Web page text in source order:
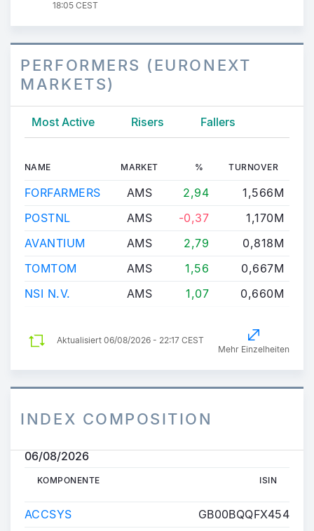
18:05 CEST
PERFORMERS (EURONEXT
MARKETS)
Most Active Risers Fallers
NAME MARKET % TURNOVER
FORFARMERS AMS 2,94
1,566M
POSTNL
AMS -0,37 1,170M
AVANTIUM
AMS 2,79
0,818M
TOMTOM
AMS 1,56 0,667M
NSI N.V.
AMS 1,07 0,660M
Aktualisiert 06/08/2026 - 22:17 CEST
Mehr Einzelheiten
INDEX COMPOSITION
06/08/2026
KOMPONENTE ISIN
ACCSYS
GB00BQQFX454